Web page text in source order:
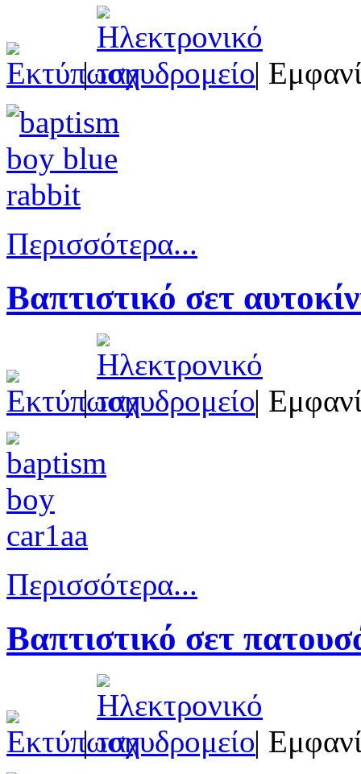
| |
Περισσότερα...
Βαπτιστικό σετ
| |
Περισσότερα...
Βαπτιστικό σετ
| |